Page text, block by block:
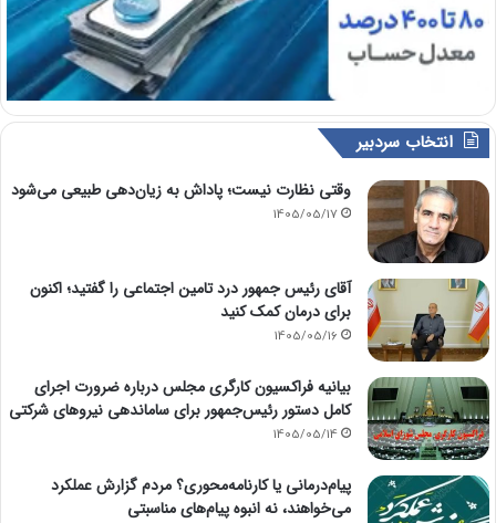
انتخاب سردبیر
وقتی نظارت نیست؛ پاداش به زیان‌دهی طبیعی می‌شود
1405/05/17
آقای رئیس جمهور درد تامین اجتماعی را گفتید؛ اکنون
برای درمان کمک کنید
1405/05/16
بیانیه فراکسیون کارگری مجلس درباره ضرورت اجرای
کامل دستور رئیس‌جمهور برای ساماندهی نیروهای شرکتی
1405/05/14
پیام‌درمانی یا کارنامه‌محوری؟ مردم گزارش عملکرد
می‌خواهند، نه انبوه پیام‌های مناسبتی